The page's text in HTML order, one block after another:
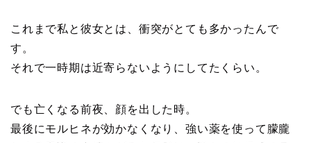
これまで私と彼女とは、衝突がとても多かったんで
す。
それで一時期は近寄らないようにしてたくらい。
でも亡くなる前夜、顔を出した時。
最後にモルヒネが効かなくなり、強い薬を使って朦朧